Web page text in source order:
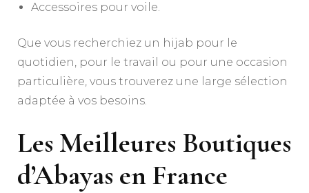
Accessoires pour voile.
Que vous recherchiez un hijab pour le
quotidien, pour le travail ou pour une occasion
particulière, vous trouverez une large sélection
adaptée à vos besoins.
Les Meilleures Boutiques
d’Abayas en France